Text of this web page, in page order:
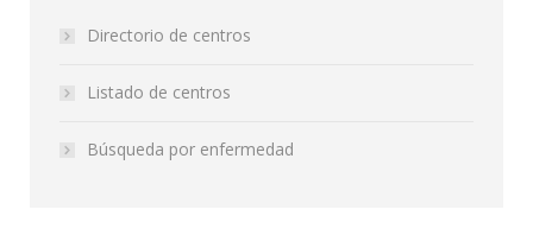
Directorio de centros
Listado de centros
Búsqueda por enfermedad